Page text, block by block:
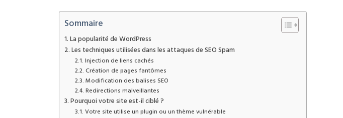
Sommaire
La popularité de WordPress
Les techniques utilisées dans les attaques de SEO Spam
Injection de liens cachés
Création de pages fantômes
Modification des balises SEO
Redirections malveillantes
Pourquoi votre site est-il ciblé ?
Votre site utilise un plugin ou un thème vulnérable